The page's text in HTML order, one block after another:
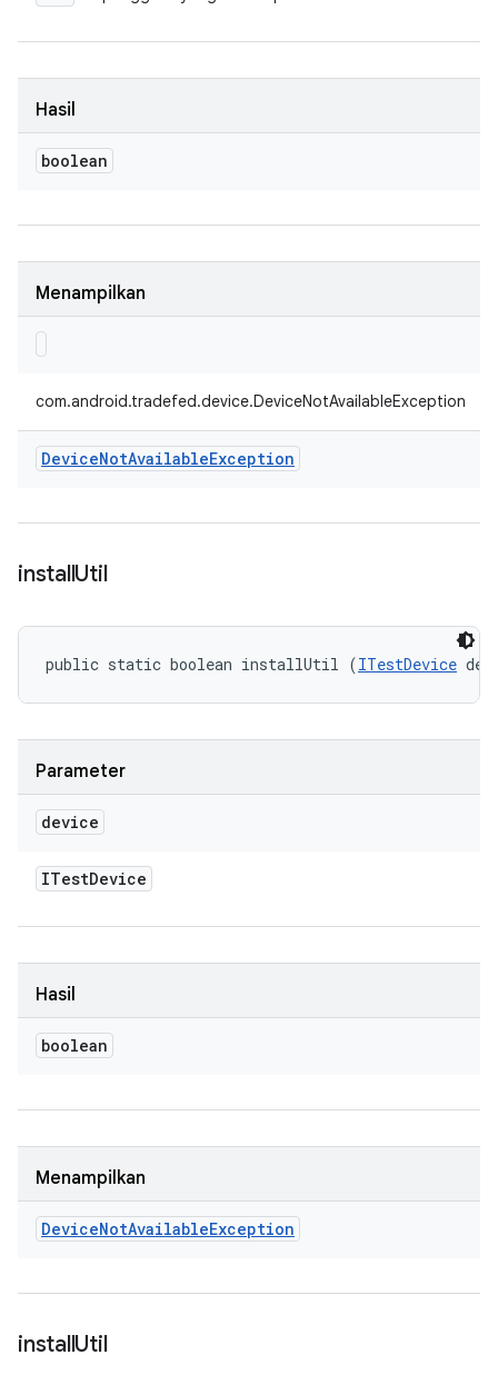
Hasil
boolean
Menampilkan
com.android.tradefed.device.DeviceNotAvailableException
DeviceNotAvailableException
installUtil
public static boolean installUtil (ITestDevice
Parameter
device
ITestDevice
Hasil
boolean
Menampilkan
DeviceNotAvailableException
installUtil